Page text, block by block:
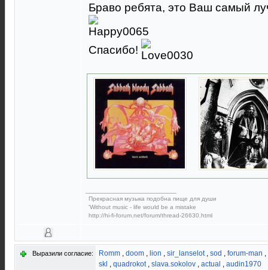
Браво ребята, это Ваш самый
Спасибо!
Прекрасная музыка подобна пище для души
'Without music - life would be a mistake
http://hi-fi-forum.net/forum/thread-26630.html
Выразили согласие: Romm , doom , lion , sir_lanselot, sod , forum-man ,
skl , quadrokot, slava.sokolov , actual , audin1970